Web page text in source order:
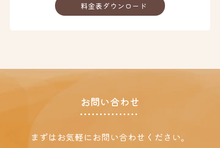
料金表ダウンロード
お問い合わせ
まずはお気軽にお問い合わせください。